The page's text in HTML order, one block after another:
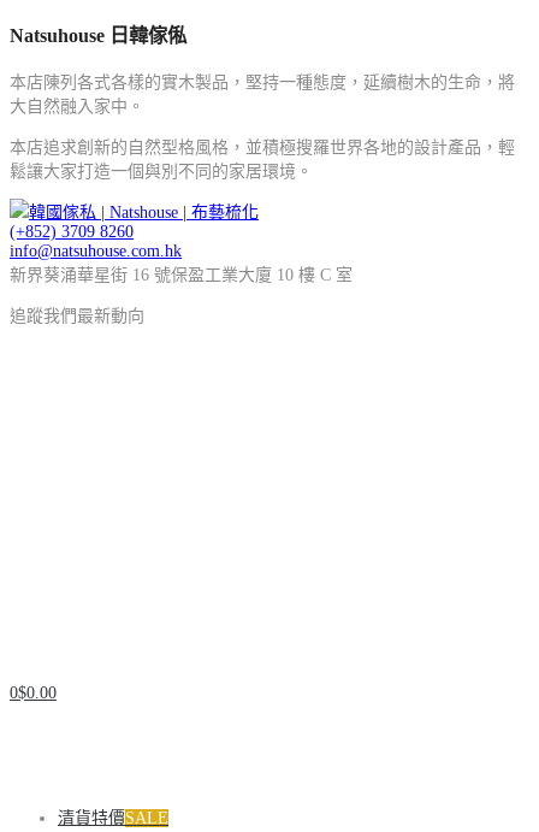
Natsuhouse 日韓傢俬
本店陳列各式各樣的實木製品，堅持一種態度，延續樹木的生命，將
大自然融入家中。
本店追求創新的自然型格風格，並積極搜羅世界各地的設計產品，輕
鬆讓大家打造一個與別不同的家居環境。
(+852) 3709 8260
info@natsuhouse.com.hk
新界葵涌華星街 16 號保盈工業大廈 10 樓 C 室
追蹤我們最新動向
實
0$0.00
清貨特價SALE